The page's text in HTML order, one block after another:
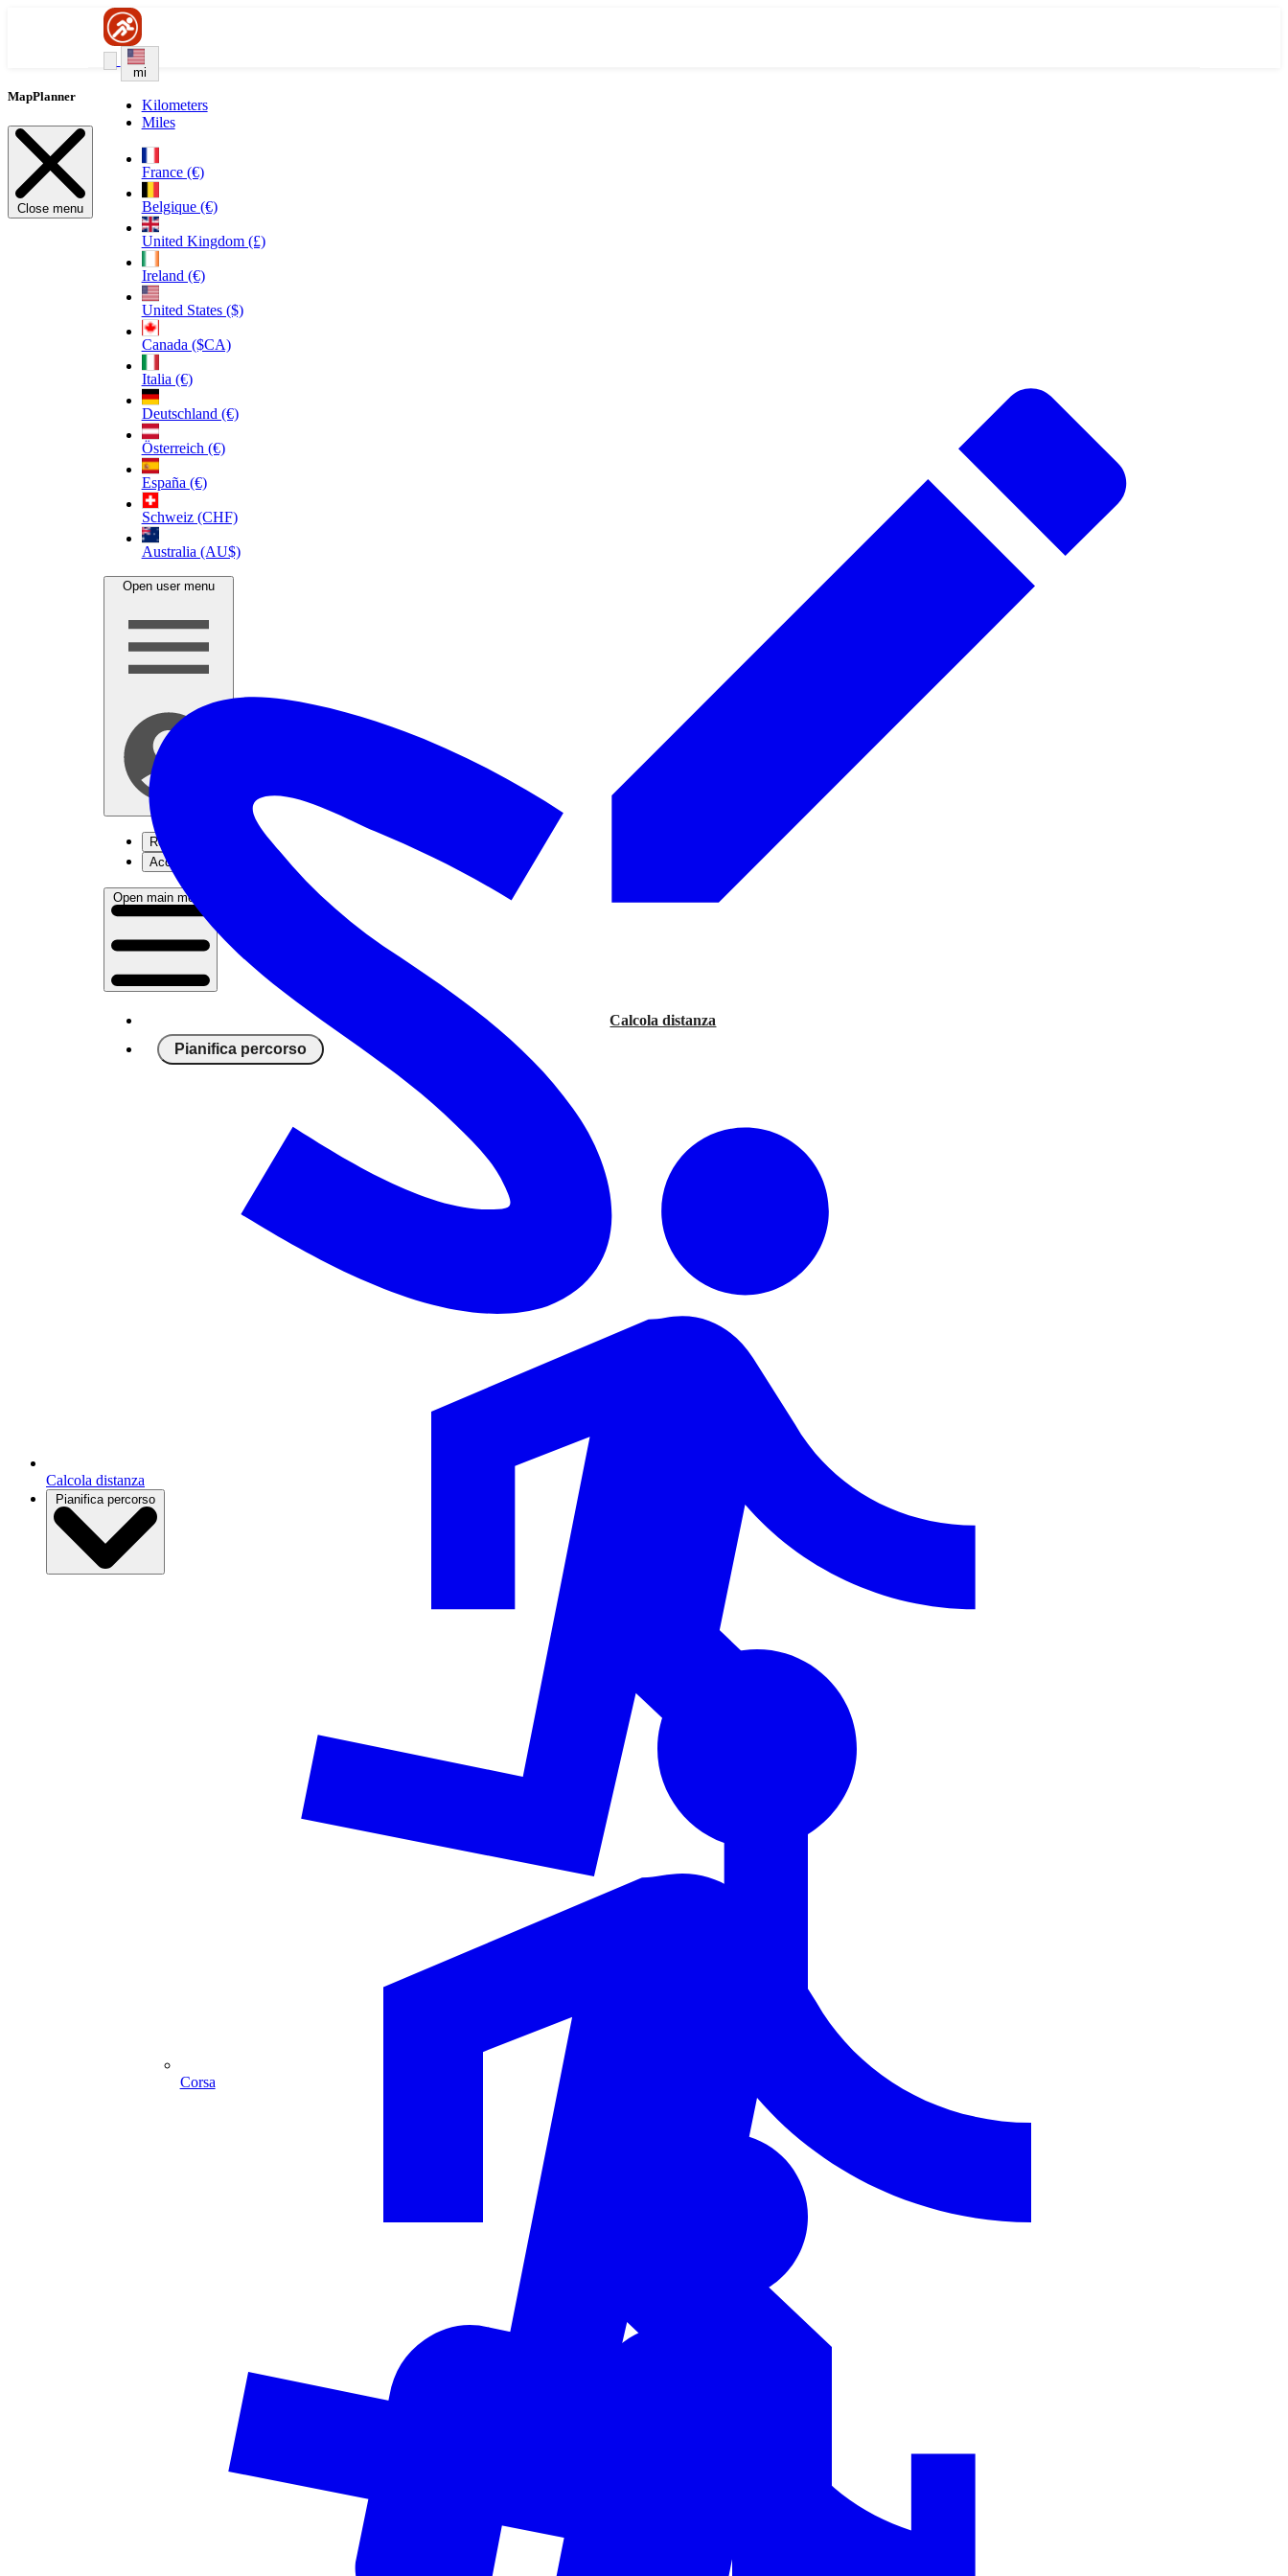
mi
Kilometers
Miles
France (€)
Belgique (€)
United Kingdom (£)
Ireland (€)
United States ($)
Canada ($CA)
Italia (€)
Deutschland (€)
Österreich (€)
España (€)
Schweiz (CHF)
Australia (AU$)
Open user menu
Registrati
Accedi
Open main menu
Calcola distanza
Pianifica percorso
Corsa
MapPlanner
Close menu
Calcola distanza
Pianifica percorso